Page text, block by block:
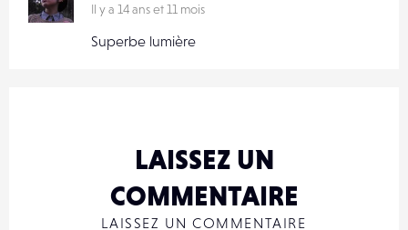
Il y a 14 ans et 11 mois
Superbe lumière
LAISSEZ UN
COMMENTAIRE
LAISSEZ UN COMMENTAIRE